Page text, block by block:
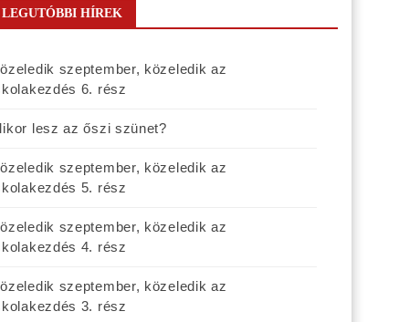
LEGUTÓBBI HÍREK
szeptember, közeledik az
6. rész
lesz az őszi szünet?
szeptember, közeledik az
5. rész
szeptember, közeledik az
4. rész
szeptember, közeledik az
3. rész